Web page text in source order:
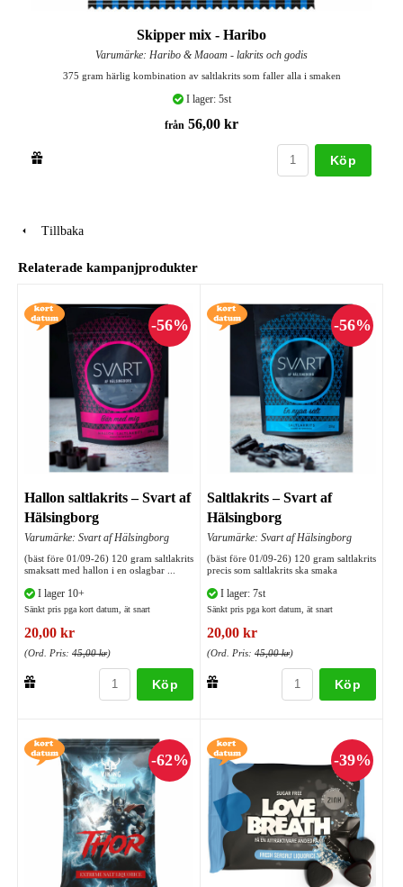
Skipper mix - Haribo
Varumärke: Haribo & Maoam - lakrits och godis
375 gram härlig kombination av saltlakrits som faller alla i smaken
I lager: 5st
från 56,00 kr
Köp
Tillbaka
Relaterade kampanjprodukter
Hallon saltlakrits – Svart af
Hälsingborg
Varumärke: Svart af Hälsingborg
(bäst före 01/09-26) 120 gram saltlakrits
smaksatt med hallon i en oslagbar ...
I lager 10+
Sänkt pris pga kort datum, ät snart
20,00 kr
(Ord. Pris: 45,00 kr)
Köp
Saltlakrits – Svart af
Hälsingborg
Varumärke: Svart af Hälsingborg
(bäst före 01/09-26) 120 gram saltlakrits
precis som saltlakrits ska smaka
I lager: 7st
Sänkt pris pga kort datum, ät snart
20,00 kr
(Ord. Pris: 45,00 kr)
Köp